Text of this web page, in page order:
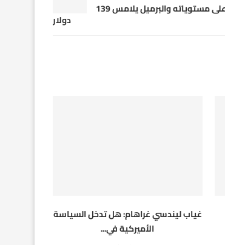
النفط في أعلى مستوياته والبرميل يلامس 139
دولار
غياب ليندسي غراهام: هل تدخل السياسة
الأميركية في...